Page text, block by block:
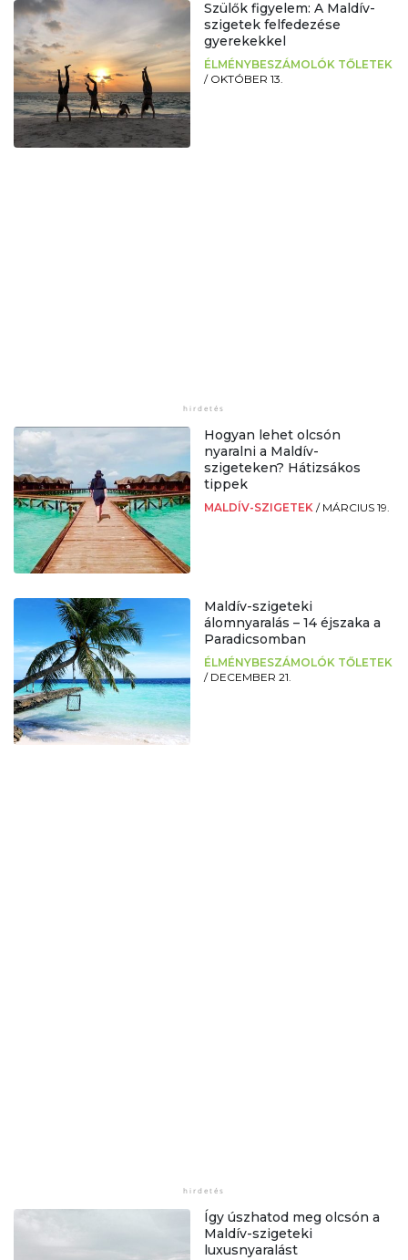
Szülők figyelem: A Maldív-
szigetek felfedezése
gyerekekkel
ÉLMÉNYBESZÁMOLÓK TŐLETEK
/ OKTÓBER 13.
Hogyan lehet olcsón
nyaralni a Maldív-
szigeteken? Hátizsákos
tippek
MALDÍV-SZIGETEK / MÁRCIUS 19.
Maldív-szigeteki
álomnyaralás – 14 éjszaka a
Paradicsomban
ÉLMÉNYBESZÁMOLÓK TŐLETEK
/ DECEMBER 21.
Így úszhatod meg olcsón a
Maldív-szigeteki
luxusnyaralást